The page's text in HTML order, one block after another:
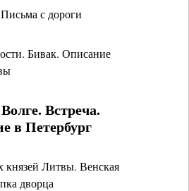
с дороги
Бивак. Описание
Встреча.
в Петербург
князей Литвы. Венская
дворца